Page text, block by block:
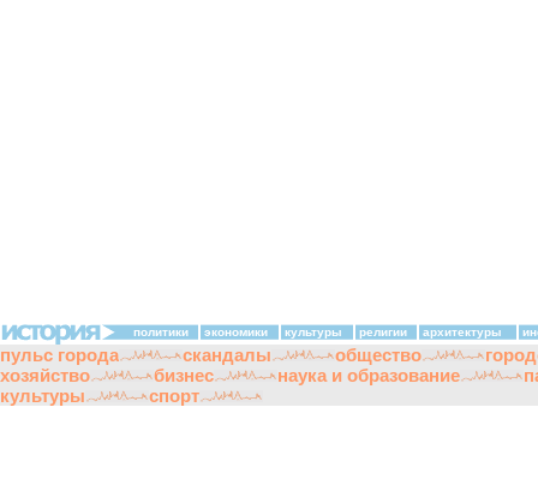
политики экономики культуры религии архитектуры
пульс города скандалы общество
хозяйство
бизнес наука и образование
культуры
спорт